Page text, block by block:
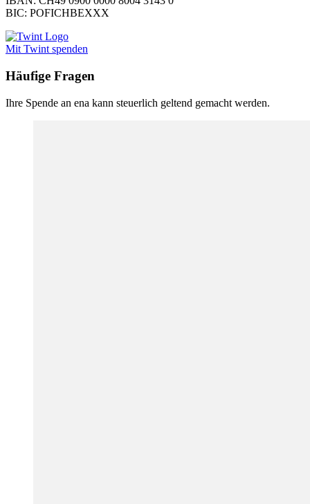
BIC: POFICHBEXXX
Mit Twint spenden
Häufige Fragen
Ihre Spende an ena kann steuerlich geltend gemacht werden.